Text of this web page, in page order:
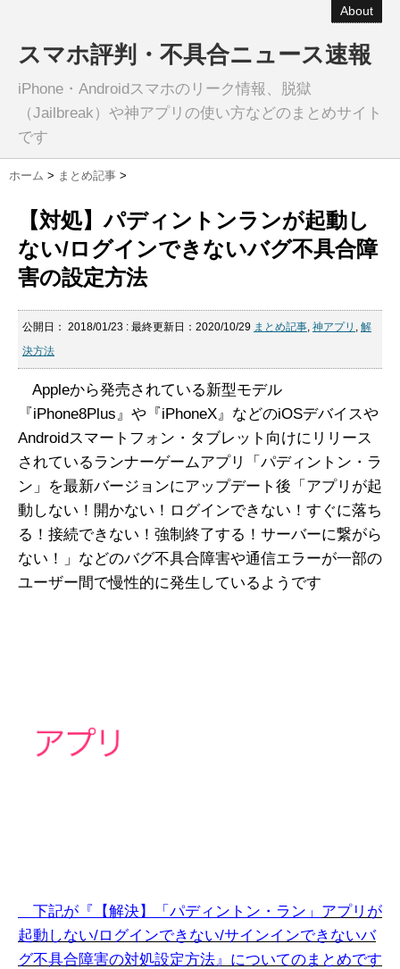
About
スマホ評判・不具合ニュース速報
iPhone・Androidスマホのリーク情報、脱獄
（Jailbreak）や神アプリの使い方などのまとめサイト
です
ホーム > まとめ記事 >
【対処】パディントンランが起動し
ない/ログインできないバグ不具合障
害の設定方法
公開日： 2018/01/23 : 最終更新日：2020/10/29 まとめ記事, 神アプリ , 解
決方法
Appleから発売されている新型モデル
『iPhone8Plus』や『iPhoneX』などのiOSデバイスや
Androidスマートフォン・タブレット向けにリリース
されているランナーゲームアプリ「パディントン・ラ
ン」を最新バージョンにアップデート後「アプリが起
動しない！開かない！ログインできない！すぐに落ち
る！接続できない！強制終了する！サーバーに繋がら
ない！」などのバグ不具合障害や通信エラーが一部の
ユーザー間で慢性的に発生しているようです
下記が『【解決】「パディントン・ラン」 アプリ が
起動しない/ログインできない/サインインできないバ
グ不具合障害の対処設定方法』についてのまとめです